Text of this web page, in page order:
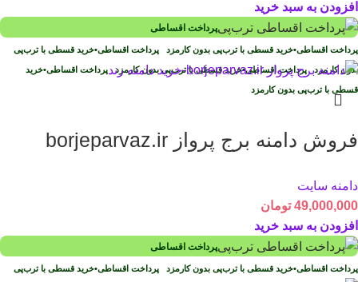
افزودن به سبد خرید
پرداخت اقساطی
پرداخت اقساطی•خرید قسطی با ترب‌پی بدون کارمزد پرداخت اقساطی•خرید قسطی با ترب‌پی
بدون کارمزدپرداخت اقساطی•خرید قسطی با ترب‌پی بدون کارمزدپرداخت اقساطی•خرید
قسطی با ترب‌پی بدون کارمزد
فروش دامنه برج پرواز borjeparvaz.ir
دامنه سایت
49,000,000 تومان
افزودن به سبد خرید
پرداخت اقساطی
پرداخت اقساطی•خرید قسطی با ترب‌پی بدون کارمزد پرداخت اقساطی•خرید قسطی با ترب‌پی